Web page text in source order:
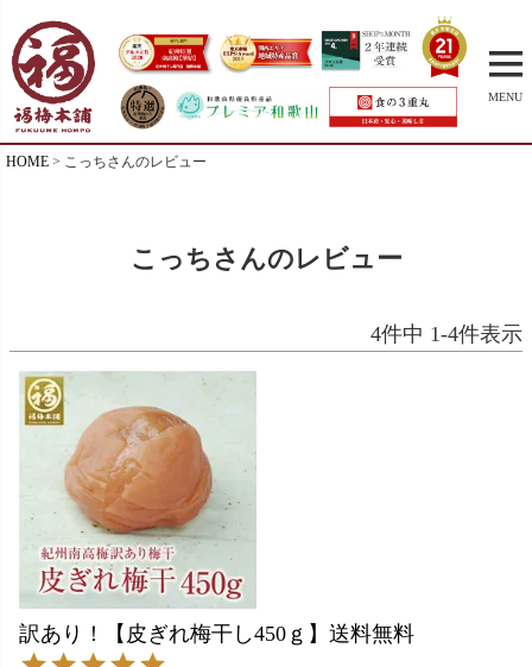
MENU
HOME こっちさんのレビュー
こっちさんのレビュー
4件中 1-4件表示
訳あり！【皮ぎれ梅干し450ｇ】送料無料